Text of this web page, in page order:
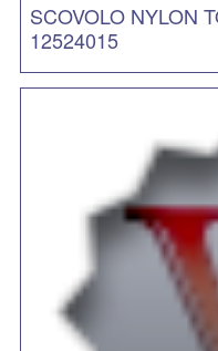
SCOVOLO NYLON
12524015